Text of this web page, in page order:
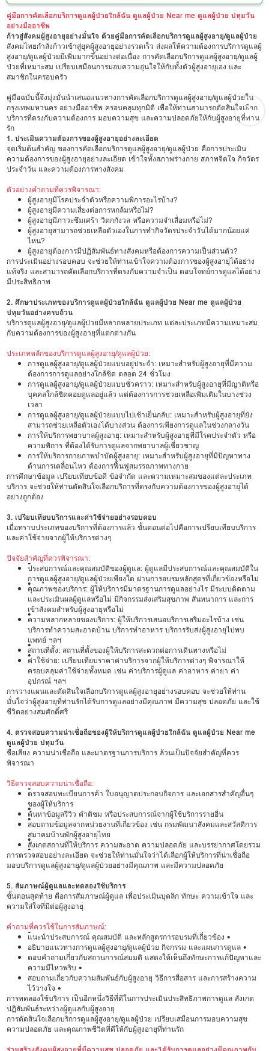
คู่มือการคัดเลือกบริการดูแลผู้ป่วยใกล้ฉัน ดูแลผู้ป่วย Near me ดูแลผู้ป่วย ปทุมวัน
อย่างมืออาชีพ
ก้าวสู่สังคมผู้สูงอายุอย่างมั่นใจ ด้วยคู่มือการคัดเลือกบริการดูแลผู้สูงอายุ/ดูแลผู้ป่วย
สังคมไทยกำลังก้าวเข้าสู่ยุคผู้สูงอายุอย่างรวดเร็ว ส่งผลให้ความต้องการบริการดูแลผู้
สูงอายุ/ดูแลผู้ป่วยมีเพิ่มมากขึ้นอย่างต่อเนื่อง การคัดเลือกบริการดูแลผู้สูงอายุ/ดูแลผู้
ป่วยที่เหมาะสม เปรียบเสมือนการมอบความอุ่นใจให้กับทั้งตัวผู้สูงอายุเอง และ
สมาชิกในครอบครัว
คู่มือฉบับนี้จึงมุ่งมั่นนำเสนอแนวทางการคัดเลือกบริการดูแลผู้สูงอายุ/ดูแลผู้ป่วยใน
กรุงเทพมหานคร อย่างมืออาชีพ ครอบคลุมทุกมิติ เพื่อให้ท่านสามารถตัดสินใจเลือก
บริการที่ตรงกับความต้องการ มอบความสุข และความปลอดภัยให้กับผู้สูงอายุที่ท่าน
รัก
1. ประเมินความต้องการของผู้สูงอายุอย่างละเอียด
จุดเริ่มต้นสำคัญ ของการคัดเลือกบริการดูแลผู้สูงอายุ/ดูแลผู้ป่วย คือการประเมิน
ความต้องการของผู้สูงอายุอย่างละเอียด เข้าใจทั้งสภาพร่างกาย สภาพจิตใจ กิจวัตร
ประจำวัน และความต้องการทางสังคม
ตัวอย่างคำถามที่ควรพิจารณา:
ผู้สูงอายุมีโรคประจำตัวหรือความพิการอะไรบ้าง?
ผู้สูงอายุมีความเสี่ยงต่อการหกล้มหรือไม่?
ผู้สูงอายุมีภาวะซึมเศร้า วิตกกังวล หรือความจำเสื่อมหรือไม่?
ผู้สูงอายุสามารถช่วยเหลือตัวเองในการทำกิจวัตรประจำวันได้มากน้อยแค่
ไหน?
ผู้สูงอายุต้องการมีปฏิสัมพันธ์ทางสังคมหรือต้องการความเป็นส่วนตัว?
การประเมินอย่างรอบคอบ จะช่วยให้ท่านเข้าใจความต้องการของผู้สูงอายุได้อย่าง
แท้จริง และสามารถคัดเลือกบริการที่ตรงกับความจำเป็น ตอบโจทย์การดูแลได้อย่าง
มีประสิทธิภาพ
2. ศึกษาประเภทของบริการดูแลผู้ป่วยใกล้ฉัน ดูแลผู้ป่วย Near me ดูแลผู้ป่วย
ปทุมวันอย่างครบถ้วน
บริการดูแลผู้สูงอายุ/ดูแลผู้ป่วยมีหลากหลายประเภท แต่ละประเภทมีความเหมาะสม
กับความต้องการของผู้สูงอายุที่แตกต่างกัน
ประเภทหลักของบริการดูแลผู้สูงอายุ/ดูแลผู้ป่วย:
การดูแลผู้สูงอายุ/ดูแลผู้ป่วยแบบอยู่ประจำ: เหมาะสำหรับผู้สูงอายุที่มีความ
ต้องการการดูแลอย่างใกล้ชิด ตลอด 24 ชั่วโมง
การดูแลผู้สูงอายุ/ดูแลผู้ป่วยแบบชั่วคราว: เหมาะสำหรับผู้สูงอายุที่มีญาติหรือ
บุคคลใกล้ชิดคอยดูแลอยู่แล้ว แต่ต้องการการช่วยเหลือเพิ่มเติมในบางช่วง
เวลา
การดูแลผู้สูงอายุ/ดูแลผู้ป่วยแบบไปเช้าเย็นกลับ: เหมาะสำหรับผู้สูงอายุที่ยัง
สามารถช่วยเหลือตัวเองได้บางส่วน ต้องการเพียงการดูแลในช่วงกลางวัน
การให้บริการพยาบาลผู้สูงอายุ: เหมาะสำหรับผู้สูงอายุที่มีโรคประจำตัว หรือ
ความพิการ ที่ต้องได้รับการดูแลจากพยาบาลผู้เชี่ยวชาญ
การให้บริการกายภาพบำบัดผู้สูงอายุ: เหมาะสำหรับผู้สูงอายุที่มีปัญหาทาง
ด้านการเคลื่อนไหว ต้องการฟื้นฟูสมรรถภาพทางกาย
การศึกษาข้อมูล เปรียบเทียบข้อดี ข้อจำกัด และความเหมาะสมของแต่ละประเภท
บริการ จะช่วยให้ท่านตัดสินใจเลือกบริการที่ตรงกับความต้องการของผู้สูงอายุได้
อย่างถูกต้อง
3. เปรียบเทียบบริการและค่าใช้จ่ายอย่างรอบคอบ
เมื่อทราบประเภทของบริการที่ต้องการแล้ว ขั้นตอนต่อไปคือการเปรียบเทียบบริการ
และค่าใช้จ่ายจากผู้ให้บริการต่างๆ
ปัจจัยสำคัญที่ควรพิจารณา:
•
ประสบการณ์และคุณสมบัติของผู้ดูแล: ผู้ดูแลมีประสบการณ์และคุณสมบัติใน
การดูแลผู้สูงอายุ/ดูแลผู้ป่วยเพียงใด ผ่านการอบรมหลักสูตรที่เกี่ยวข้องหรือไม่
•
คุณภาพของบริการ: ผู้ให้บริการมีมาตรฐานการดูแลอย่างไร มีระบบติดตาม
และประเมินผลผู้ดูแลหรือไม่ มีกิจกรรมส่งเสริมสุขภาพ สันทนาการ และการ
เข้าสังคมสำหรับผู้สูงอายุหรือไม่
•
ความหลากหลายของบริการ: ผู้ให้บริการเสนอบริการเสริมอะไรบ้าง เช่น
บริการทำความสะอาดบ้าน บริการทำอาหาร บริการรับส่งผู้สูงอายุไปพบ
แพทย์ ฯลฯ
•
สถานที่ตั้ง: สถานที่ตั้งของผู้ให้บริการสะดวกต่อการเดินทางหรือไม่
•
ค่าใช้จ่าย: เปรียบเทียบราคาค่าบริการจากผู้ให้บริการต่างๆ พิจารณาให้
ครอบคลุมค่าใช้จ่ายทั้งหมด เช่น ค่าบริการผู้ดูแล ค่าอาหาร ค่ายา ค่า
อุปกรณ์ ฯลฯ
การวางแผนและตัดสินใจเลือกบริการดูแลผู้สูงอายุอย่างรอบคอบ จะช่วยให้ท่าน
มั่นใจว่าผู้สูงอายุที่ท่านรักได้รับการดูแลอย่างมีคุณภาพ มีความสุข ปลอดภัย และใช้
ชีวิตอย่างสมศักดิ์ศรี
4. ตรวจสอบความน่าเชื่อถือของผู้ให้บริการดูแลผู้ป่วยใกล้ฉัน ดูแลผู้ป่วย Near me
ดูแลผู้ป่วย ปทุมวัน
ชื่อเสียง ความน่าเชื่อถือ และมาตรฐานการบริการ ล้วนเป็นปัจจัยสำคัญที่ควร
พิจารณา
วิธีตรวจสอบความน่าเชื่อถือ:
•
ตรวจสอบทะเบียนการค้า ใบอนุญาตประกอบกิจการ และเอกสารสำคัญอื่นๆ
ของผู้ให้บริการ
•
ค้นหาข้อมูลรีวิว คำติชม หรือประสบการณ์จากผู้ใช้บริการรายอื่น
•
สอบถามข้อมูลจากหน่วยงานที่เกี่ยวข้อง เช่น กรมพัฒนาสังคมและสวัสดิการ
สมาคมบ้านพักผู้สูงอายุไทย
•
สังเกตสถานที่ให้บริการ ความสะอาด ความปลอดภัย และบรรยากาศโดยรวม
•
การตรวจสอบอย่างละเอียด จะช่วยให้ท่านมั่นใจว่าได้เลือกผู้ให้บริการที่น่าเชื่อถือ
มอบบริการดูแลผู้สูงอายุ/ดูแลผู้ป่วยอย่างมีคุณภาพ และมีความปลอดภัย
5. สัมภาษณ์ผู้ดูแลและทดลองใช้บริการ
ขั้นตอนสุดท้าย คือการสัมภาษณ์ผู้ดูแล เพื่อประเมินบุคลิก ทักษะ ความเข้าใจ และ
ความใส่ใจที่มีต่อผู้สูงอายุ
คำถามที่ควรใช้ในการสัมภาษณ์:
•
แนะนำประสบการณ์ คุณสมบัติ และหลักสูตรการอบรมที่เกี่ยวข้อง •
อธิบายแนวทางการดูแลผู้สูงอายุ/ดูแลผู้ป่วย กิจกรรม และแผนการดูแล •
ตอบคำถามเกี่ยวกับสถานการณ์สมมติ แสดงให้เห็นถึงทักษะการแก้ปัญหาและ
ความมีไหวพริบ •
สอบถามเกี่ยวกับความสัมพันธ์กับผู้สูงอายุ วิธีการสื่อสาร และการสร้างความ
ไว้วางใจ •
การทดลองใช้บริการ เป็นอีกหนึ่งวิธีที่ดีในการประเมินประสิทธิภาพการดูแล สังเกต
ปฏิสัมพันธ์ระหว่างผู้ดูแลกับผู้สูงอายุ
การตัดสินใจเลือกบริการดูแลผู้สูงอายุ/ดูแลผู้ป่วย เปรียบเสมือนการมอบความสุข
ความปลอดภัย และคุณภาพชีวิตที่ดีให้กับผู้สูงอายุที่ท่านรัก